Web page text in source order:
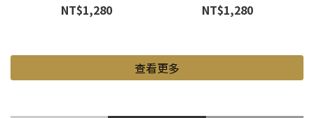
NT$1,280 NT$1,280
查看更多